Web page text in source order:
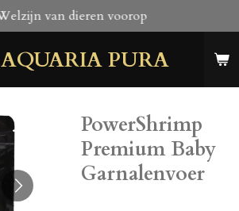
AQUARIA PURA
van dieren voorop
PowerShrimp
Premium Baby
Garnalenvoer